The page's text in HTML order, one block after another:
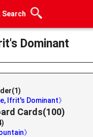
Search
Dominant
Ifrit's Dominant》
Cards(100)
》